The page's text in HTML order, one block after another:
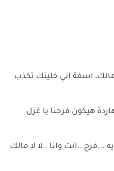
اسفة اني خليتك تكذب
هيكون فرحنا يا غزل
..انت وانا ..لا لا مالك